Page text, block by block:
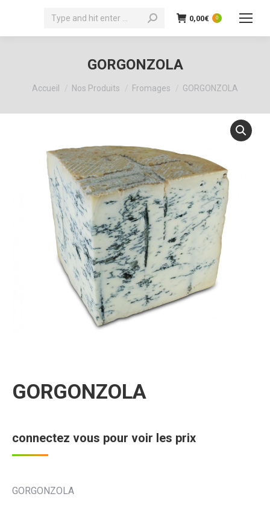
Recherche
0,00€ 0
GORGONZOLA
Vous êtes ici :
Accueil Nos Produits Fromages GORGONZOLA
GORGONZOLA
connectez vous pour voir les prix
GORGONZOLA